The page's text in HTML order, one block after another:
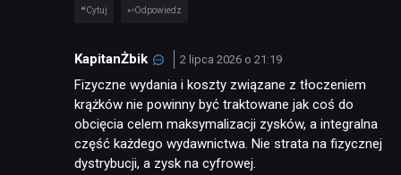
Cytuj Odpowiedz
KapitanŻbik 2 lipca 2026 o 21:19
Fizyczne wydania i koszty związane z tłoczeniem
krążków nie powinny być traktowane jak coś do
obcięcia celem maksymalizacji zysków, a integralna
część każdego wydawnictwa. Nie strata na fizycznej
dystrybucji, a zysk na cyfrowej.